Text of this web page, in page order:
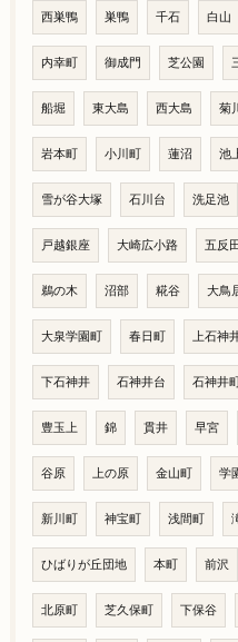
西巣鴨 巣鴨 千石 白山
内幸町 御成門 芝公園
船堀 東大島 西大島 菊川
岩本町 小川町 蓮沼 池
雪が谷大塚 石川台 洗足池
戸越銀座 大崎広小路 五反田
鵜の木 沼部 糀谷 大鳥
大泉学園町 春日町 上石神
下石神井 石神井台 石神井町
豊玉上 錦 貫井 早宮
谷原 上の原 金山町 学
新川町 神宝町 浅間町
ひばりが丘団地 本町 前沢
北原町 芝久保町 下保谷